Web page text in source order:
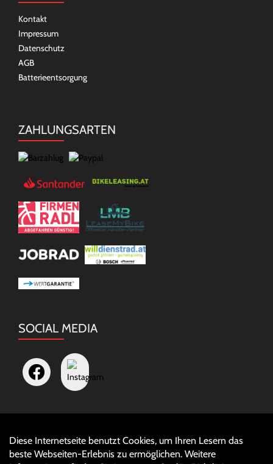
Kontakt
Impressum
Datenschutz
AGB
Batterieentsorgung
ZAHLUNGSARTEN
SOCIAL MEDIA
Diese Internetseite benutzt Cookies, um Ihren Lesern das
beste Webseiten-Erlebnis zu ermöglichen. Weitere
Auftrag widerrufen